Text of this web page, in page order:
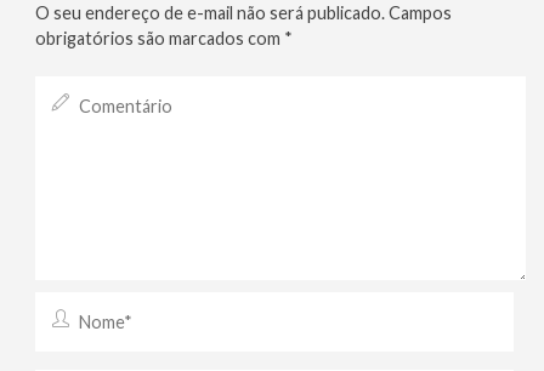
O seu endereço de e-mail não será publicado. Campos
obrigatórios são marcados com *